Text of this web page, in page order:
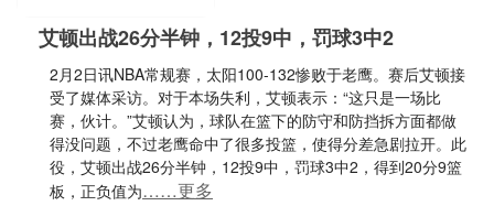
艾顿出战26分半钟，12投9中，罚球3中2
2月2日讯NBA常规赛，太阳100-132惨败于老鹰。赛后艾顿接
受了媒体采访。对于本场失利，艾顿表示：“这只是一场比
赛，伙计。”艾顿认为，球队在篮下的防守和防挡拆方面都做
得没问题，不过老鹰命中了很多投篮，使得分差急剧拉开。此
役，艾顿出战26分半钟，12投9中，罚球3中2，得到20分9篮
板，正负值为……更多